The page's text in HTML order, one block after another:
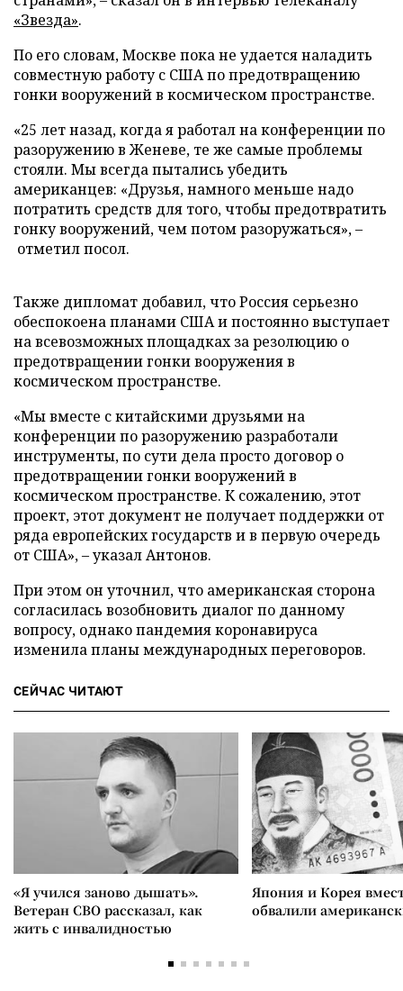
«Звезда».
По его словам, Москве пока не удается наладить
совместную работу с США по предотвращению
гонки вооружений в космическом пространстве.
«25 лет назад, когда я работал на конференции по
разоружению в Женеве, те же самые проблемы
стояли. Мы всегда пытались убедить
американцев: «Друзья, намного меньше надо
потратить средств для того, чтобы предотвратить
гонку вооружений, чем потом разоружаться», –
отметил посол.
Также дипломат добавил, что Россия серьезно
обеспокоена планами США и постоянно выступает
на всевозможных площадках за резолюцию о
предотвращении гонки вооружения в
космическом пространстве.
«Мы вместе с китайскими друзьями на
конференции по разоружению разработали
инструменты, по сути дела просто договор о
предотвращении гонки вооружений в
космическом пространстве. К сожалению, этот
проект, этот документ не получает поддержки от
ряда европейских государств и в первую очередь
от США», – указал Антонов.
При этом он уточнил, что американская сторона
согласилась возобновить диалог по данному
вопросу, однако пандемия коронавируса
изменила планы международных переговоров.
СЕЙЧАС ЧИТАЮТ
«Я учился заново дышать».
Ветеран СВО рассказал, как
жить с инвалидностью
Япония и Корея
обвалили